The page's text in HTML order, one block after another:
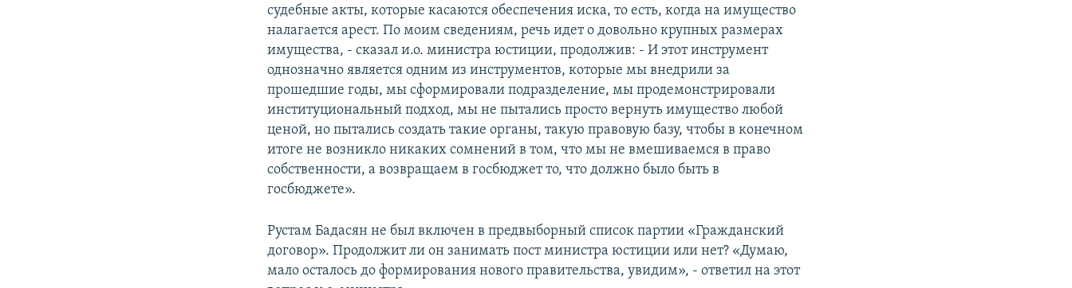
судебные акты, которые касаются обеспечения иска, то есть, когда на имущество
налагается арест. По моим сведениям, речь идет о довольно крупных размерах
имущества, - сказал и.о. министра юстиции, продолжив: - И этот инструмент
однозначно является одним из инструментов, которые мы внедрили за
прошедшие годы, мы сформировали подразделение, мы продемонстрировали
институциональный подход, мы не пытались просто вернуть имущество любой
ценой, но пытались создать такие органы, такую правовую базу, чтобы в конечном
итоге не возникло никаких сомнений в том, что мы не вмешиваемся в право
собственности, а возвращаем в госбюджет то, что должно было быть в
госбюджете».
Рустам Бадасян не был включен в предвыборный список партии «Гражданский
договор». Продолжит ли он занимать пост министра юстиции или нет? «Думаю,
мало осталось до формирования нового правительства, увидим», - ответил на этот